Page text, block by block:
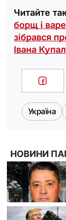
Читайте
борщ і
зібрався
Івана
Україна